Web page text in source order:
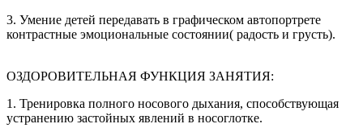
3. Умение детей передавать в графическом автопортрете
контрастные эмоциональные состоянии( радость и грусть).
ОЗДОРОВИТЕЛЬНАЯ ФУНКЦИЯ ЗАНЯТИЯ:
1. Тренировка полного носового дыхания, способствующая
устранению застойных явлений в носоглотке.